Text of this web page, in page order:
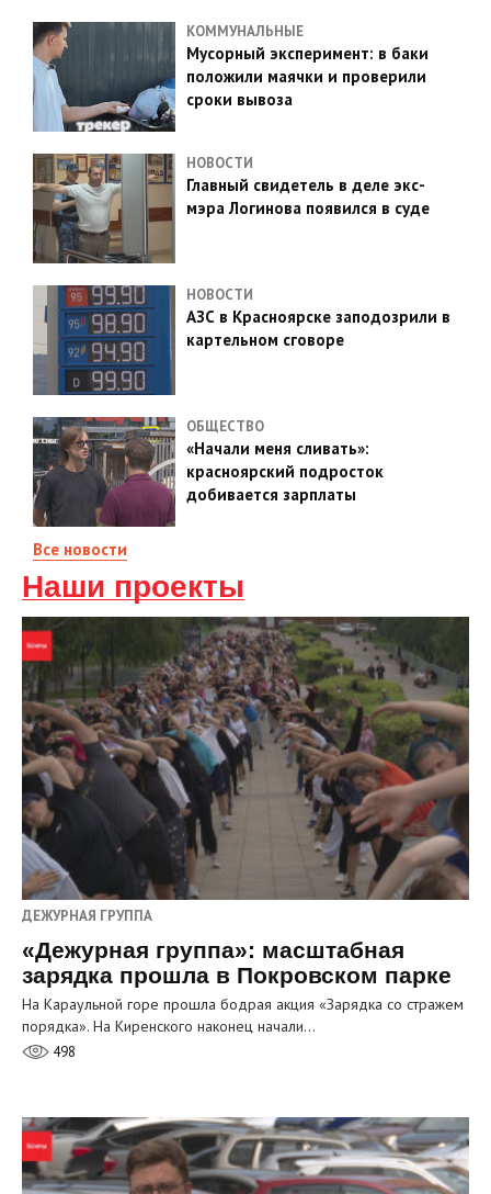
КОММУНАЛЬНЫЕ
Мусорный эксперимент: в баки
положили маячки и проверили
сроки вывоза
НОВОСТИ
Главный свидетель в деле экс-
мэра Логинова появился в суде
НОВОСТИ
АЗС в Красноярске заподозрили в
картельном сговоре
ОБЩЕСТВО
«Начали меня сливать»:
красноярский подросток
добивается зарплаты
Все новости
Наши проекты
ДЕЖУРНАЯ ГРУППА
«Дежурная группа»: масштабная
зарядка прошла в Покровском парке
На Караульной горе прошла бодрая акция «Зарядка со стражем
порядка». На Киренского наконец начали…
498